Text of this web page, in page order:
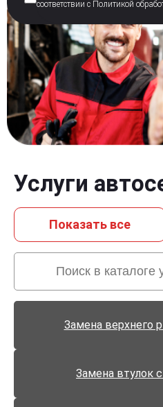
соответствии с Политикой
Услуги
Показать всe
Замена верхнего
Замена втулок